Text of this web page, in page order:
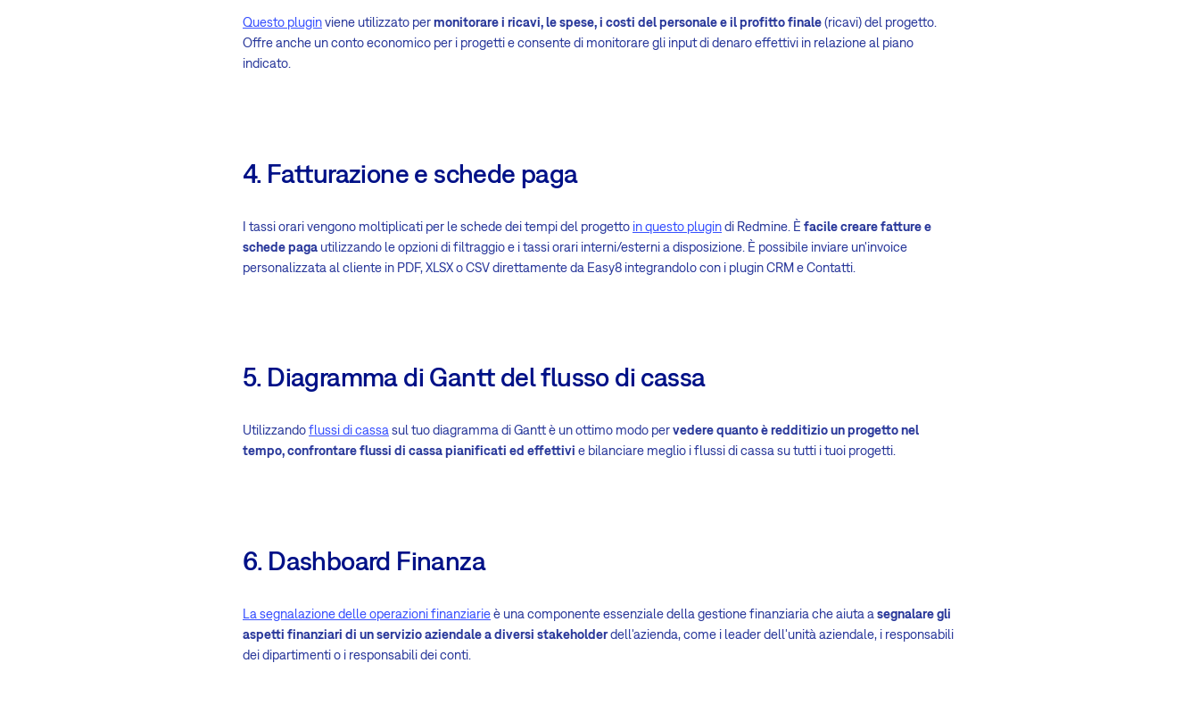
Questo pluginviene utilizzato permonitorare i ricavi, le spese, i costi del personale e il profitto finale(ricavi) del progetto.
Offre anche un conto economico per i progetti e consente di monitorare gli input di denaro effettivi in relazione al piano
indicato.
4. Fatturazione e schede paga
I tassi orari vengono moltiplicati per le schede dei tempi del progetto in questo plugindi Redmine. È facile creare fatture e
schede paga utilizzando le opzioni di filtraggio e i tassi orari interni/esterni a disposizione. È possibile inviare un'invoice
personalizzata al cliente in PDF, XLSX o CSV direttamente da Easy8 integrandolo con i plugin CRM e Contatti.
5. Diagramma di Gantt del flusso di cassa
Utilizzandoflussi di cassa sul tuo diagramma di Gantt è un ottimo modo pervedere quanto è redditizio un progetto nel
tempo, confrontare flussi di cassa pianificati ed effettivi e bilanciare meglio i flussi di cassa su tutti i tuoi progetti.
6. Dashboard Finanza
La segnalazione delle operazioni finanziarieè una componente essenziale della gestione finanziaria che aiuta a segnalare gli
aspetti finanziari di un servizio aziendale a diversi stakeholderdell'azienda, come i leader dell'unità aziendale, i responsabili
dei dipartimenti o i responsabili dei conti.